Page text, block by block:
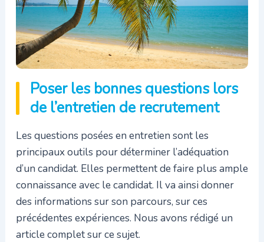
Poser les bonnes questions lors
de l’entretien de recrutement
Les questions posées en entretien sont les
principaux outils pour déterminer l’adéquation
d’un candidat. Elles permettent de faire plus ample
connaissance avec le candidat. Il va ainsi donner
des informations sur son parcours, sur ces
précédentes expériences. Nous avons rédigé un
article complet sur ce sujet.